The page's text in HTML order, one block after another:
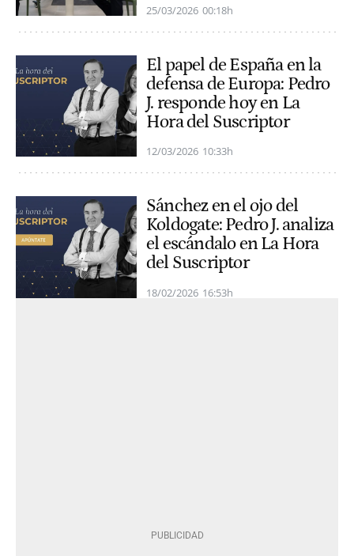
25/03/2026 00:18h
El papel de España en la
defensa de Europa: Pedro
J. responde hoy en La
Hora del Suscriptor
12/03/2026 10:33h
Sánchez en el ojo del
Koldogate: Pedro J. analiza
el escándalo en La Hora
del Suscriptor
18/02/2026 16:53h